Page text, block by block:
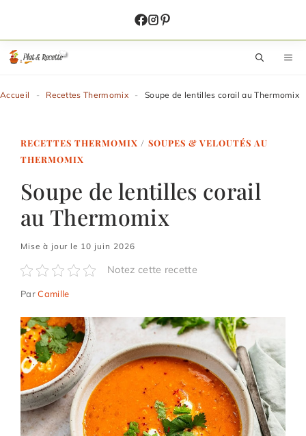
contenu
Accueil - Recettes Thermomix - Soupe de lentilles corail au Thermomix
RECETTES THERMOMIX / SOUPES & VELOUTÉS AU
THERMOMIX
Soupe de lentilles corail
au Thermomix
Mise à jour le 10 juin 2026
Notez cette recette
ParCamille